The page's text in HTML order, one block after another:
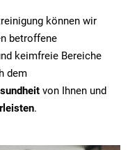
können wir
betroffene
keimfreie Bereiche
dem
von Ihnen und
.